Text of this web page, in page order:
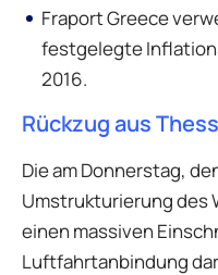
Fraport Greece
festgelegte
2016.
Rückzug aus
Die am Donnerstag,
Umstrukturierung
einen massiven
Luftfahrtanbindung